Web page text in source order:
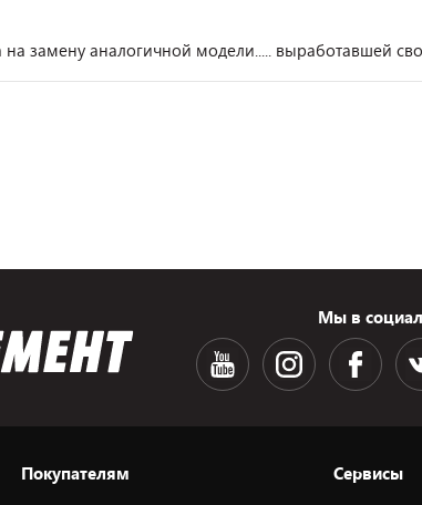
на замену аналогичной модели..... выработавшей
Мы в
Покупателям Сервисы